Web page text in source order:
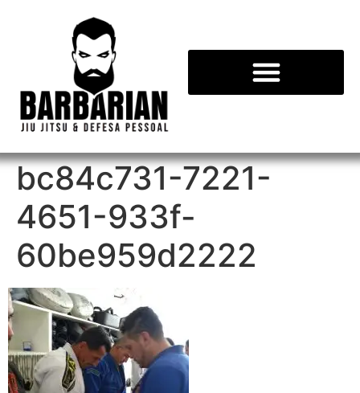
bc84c731-7221-
4651-933f-
60be959d2222